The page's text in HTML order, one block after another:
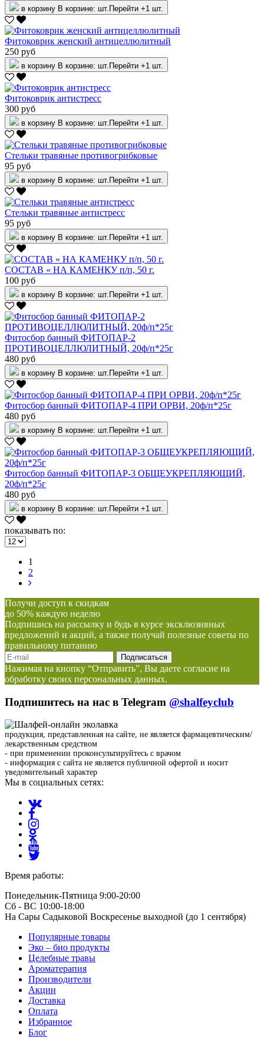
в корзину В корзине: шт. Перейти +1 шт.
Фитоковрик женский антицеллюлитный
250 руб
в корзину В корзине: шт. Перейти +1 шт.
Фитоковрик антистресс
300 руб
в корзину В корзине: шт. Перейти +1 шт.
Стельки травяные противогрибковые
95 руб
в корзину В корзине: шт. Перейти +1 шт.
Стельки травяные антистресс
95 руб
в корзину В корзине: шт. Перейти +1 шт.
СОСТАВ « НА КАМЕНКУ п/п, 50 г.
100 руб
в корзину В корзине: шт. Перейти +1 шт.
Фитосбор банный ФИТОПАР-2
ПРОТИВОЦЕЛЛЮЛИТНЫЙ, 20ф/п*25г
480 руб
в корзину В корзине: шт. Перейти +1 шт.
Фитосбор банный ФИТОПАР-4 ПРИ ОРВИ, 20ф/п*25г
480 руб
в корзину В корзине: шт. Перейти +1 шт.
Фитосбор банный ФИТОПАР-3 ОБЩЕУКРЕПЛЯЮЩИЙ,
20ф/п*25г
480 руб
в корзину В корзине: шт. Перейти +1 шт.
показывать по:
1
2
Получи доступ к скидкам
до 50% каждую неделю
Подпишись на рассылку и будь в курсе эксклюзивных
предложений и акций, а также получай полезные советы по
правильному питанию
Нажимая на кнопку “Отправить”, Вы даете согласие на
обработку своих персональных данных.
Подпишитесь на нас в Telegram @shalfeyclub
продукция, представленная на сайте, не является фармацевтическим/
лекарственным средством
- при применении проконсультируйтесь с врачом
- информация с сайта не является публичной офертой и носит
уведомительный характер
Мы в социальных сетях:
Время работы:
Понедельник-Пятница 9:00-20:00
Сб - ВС 10:00-18:00
На Сары Садыковой Воскресенье выходной (до 1 сентября)
Популярные товары
Эко – био продукты
Целебные травы
Ароматерапия
Производители
Акции
Доставка
Оплата
Избранное
Блог